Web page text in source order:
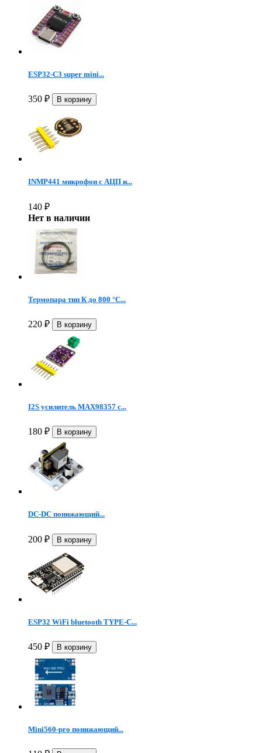
ESP32-C3 super mini...
350 ₽
INMP441 микрофон c АЦП и...
140 ₽
Нет в наличии
Термопара тип К до 800 °C...
220 ₽
I2S усилитель MAX98357 с...
180 ₽
DC-DC понижающий...
200 ₽
ESP32 WiFi bluetooth TYPE-C...
450 ₽
Mini560-pro понижающий...